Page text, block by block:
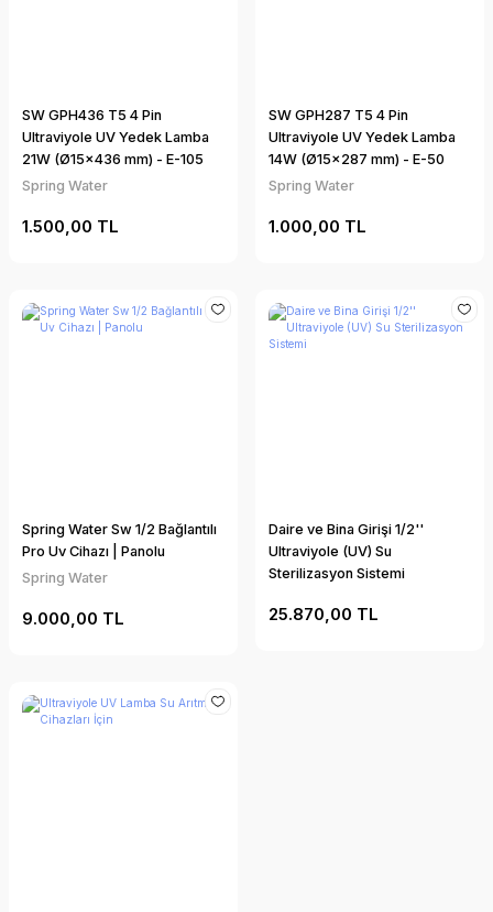
SW GPH436 T5 4 Pin
Ultraviyole UV Yedek Lamba
21W (Ø15×436 mm) - E-105
Uyumlu
Spring Water
1.500,00 TL
SW GPH287 T5 4 Pin
Ultraviyole UV Yedek Lamba
14W (Ø15×287 mm) - E-50
Uyumlu
Spring Water
1.000,00 TL
Spring Water Sw 1/2 Bağlantılı
Pro Uv Cihazı | Panolu
Spring Water
9.000,00 TL
Daire ve Bina Girişi 1/2''
Ultraviyole (UV) Su
Sterilizasyon Sistemi
25.870,00 TL